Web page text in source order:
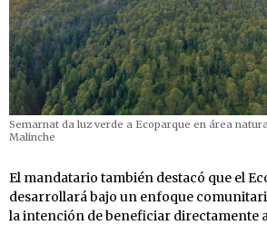
Semarnat da luz verde a Ecoparque en área
Malinche
El mandatario también destacó que el
desarrollará bajo un enfoque
la intención de beneficiar directamente